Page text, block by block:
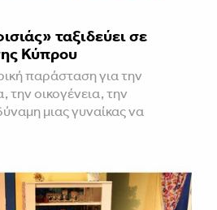
ταξιδεύει σε
Κύπρου
παράσταση για την
την οικογένεια, την
μιας γυναίκας να